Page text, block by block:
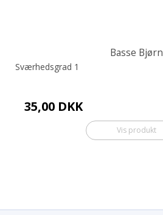
Basse Bjørn
Sværhedsgrad 1
35,00 DKK
Vis produkt